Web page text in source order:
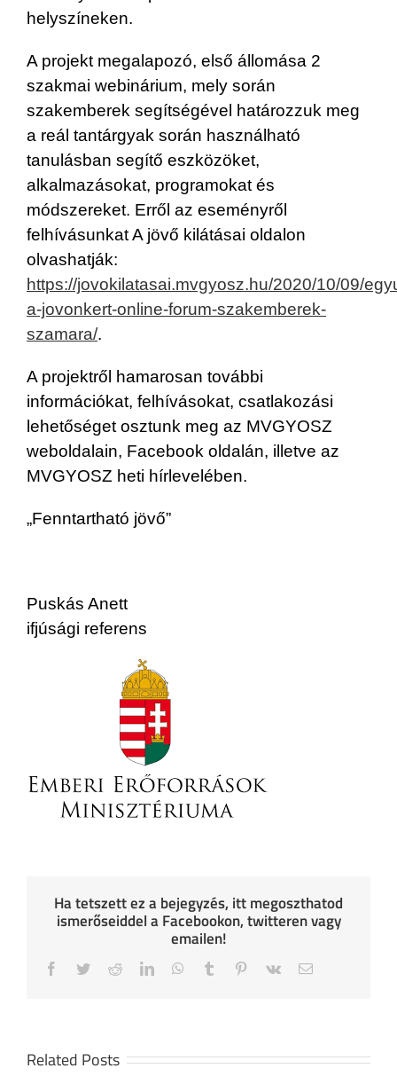
helyszíneken.
A projekt megalapozó, első állomása 2
szakmai webinárium, mely során
szakemberek segítségével határozzuk meg
a reál tantárgyak során használható
tanulásban segítő eszközöket,
alkalmazásokat, programokat és
módszereket. Erről az eseményről
felhívásunkat A jövő kilátásai oldalon
olvashatják:
https://jovokilatasai.mvgyosz.hu/2020/10/09/
a-jovonkert-online-forum-szakemberek-
szamara/.
A projektről hamarosan további
információkat, felhívásokat, csatlakozási
lehetőséget osztunk meg az MVGYOSZ
weboldalain, Facebook oldalán, illetve az
MVGYOSZ heti hírlevelében.
„Fenntartható jövő”
Puskás Anett
ifjúsági referens
Ha tetszett ez a bejegyzés, itt megoszthatod
ismerőseiddel a Facebookon, twitteren vagy
emailen!
Facebook
TwitterRedditLinkedInWhatsApp
Tumblr Pinterest
Vk Email
Related Posts